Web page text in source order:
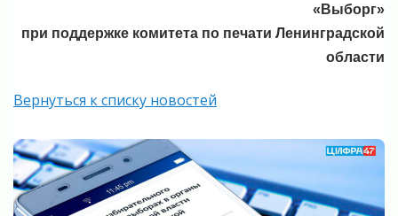
«Выборг»
при поддержке комитета по печати Ленинградской
области
Вернуться к списку новостей